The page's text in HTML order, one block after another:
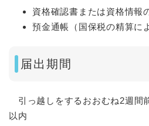
資格確認書または資格情報
預金通帳（国保税の精算に
届出期間
引っ越しをするおおむね2週間
以内